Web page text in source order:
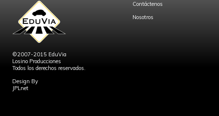
©2007-2015 EduVia
Losino Producciones
Todos los derechos reservados.
Design By
JPLnet
Contáctenos
Nosotros